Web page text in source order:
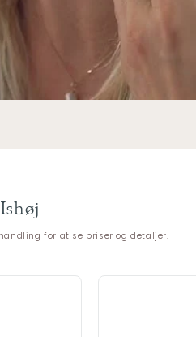
for at se priser og detaljer.